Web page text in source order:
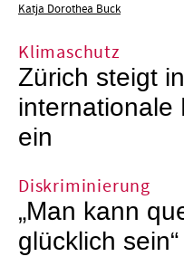
Katja Dorothea Buck
Klimaschutz
Zürich steigt
internationale
ein
Diskriminierung
„Man kann
glücklich sein“